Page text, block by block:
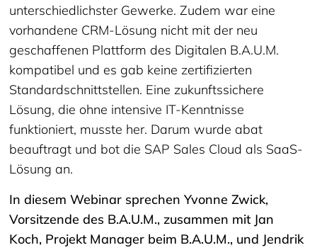
unterschiedlichster Gewerke. Zudem war eine
vorhandene CRM-Lösung nicht mit der neu
geschaffenen Plattform des Digitalen B.A.U.M.
kompatibel und es gab keine zertifizierten
Standardschnittstellen. Eine zukunftssichere
Lösung, die ohne intensive IT-Kenntnisse
funktioniert, musste her. Darum wurde abat
beauftragt und bot die SAP Sales Cloud als SaaS-
Lösung an.
In diesem Webinar sprechen Yvonne Zwick,
Vorsitzende des B.A.U.M., zusammen mit Jan
Koch, Projekt Manager beim B.A.U.M., und Jendrik